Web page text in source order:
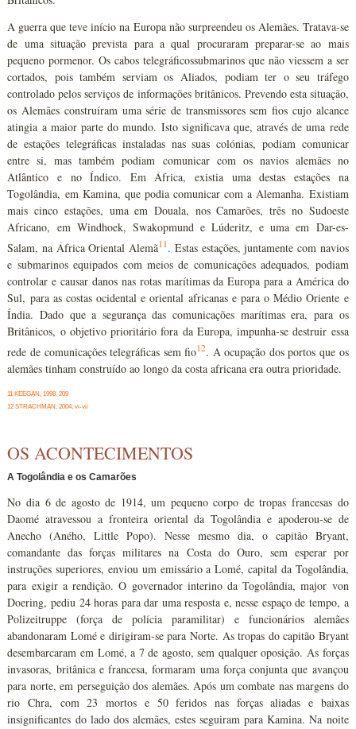
A guerra que teve início na Europa não surpreendeu os Alemães. Tratava-se
de uma situação prevista para a qual procuraram preparar-se ao mais
pequeno pormenor. Os cabos telegráficossubmarinos que não viessem a ser
cortados, pois também serviam os Aliados, podiam ter o seu tráfego
controlado pelos serviços de informações britânicos. Prevendo esta situação,
os Alemães construíram uma série de transmissores sem fios cujo alcance
atingia a maior parte do mundo. Isto significava que, através de uma rede
de estações telegráficas instaladas nas suas colónias, podiam comunicar
entre si, mas também podiam comunicar com os navios alemães no
Atlântico e no Índico. Em África, existia uma destas estações na
Togolândia, em Kamina, que podia comunicar com a Alemanha. Existiam
mais cinco estações, uma em Douala, nos Camarões, três no Sudoeste
Africano, em Windhoek, Swakopmund e Lúderitz, e uma em Dar-es-
Salam, na África Oriental Alemã11. Estas estações, juntamente com navios
e submarinos equipados com meios de comunicações adequados, podiam
controlar e causar danos nas rotas marítimas da Europa para a América do
Sul, para as costas ocidental e oriental africanas e para o Médio Oriente e
Índia. Dado que a segurança das comunicações marítimas era, para os
Britânicos, o objetivo prioritário fora da Europa, impunha-se destruir essa
rede de comunicações telegráficas sem fio12. A ocupação dos portos que os
alemães tinham construído ao longo da costa africana era outra prioridade.
11 KEEGAN, 1998, 209
12 STRACHMAN, 2004, vi-vii
OS ACONTECIMENTOS
A Togolândia e os Camarões
No dia 6 de agosto de 1914, um pequeno corpo de tropas francesas do
Daomé atravessou a fronteira oriental da Togolândia e apoderou-se de
Anecho (Aného, Little Popo). Nesse mesmo dia, o capitão Bryant,
comandante das forças militares na Costa do Ouro, sem esperar por
instruções superiores, enviou um emissário a Lomé, capital da Togolândia,
para exigir a rendição. O governador interino da Togolândia, major von
Doering, pediu 24 horas para dar uma resposta e, nesse espaço de tempo, a
Polizeitruppe (força de polícia paramilitar) e funcionários alemães
abandonaram Lomé e dirigiram-se para Norte. As tropas do capitão Bryant
desembarcaram em Lomé, a 7 de agosto, sem qualquer oposição. As forças
invasoras, britânica e francesa, formaram uma força conjunta que avançou
para norte, em perseguição dos alemães. Após um combate nas margens do
rio Chra, com 23 mortos e 50 feridos nas forças aliadas e baixas
insignificantes do lado dos alemães, estes seguiram para Kamina. Na noite